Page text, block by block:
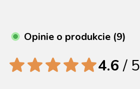
Opinie o produkcie (9)
4.6/ 5